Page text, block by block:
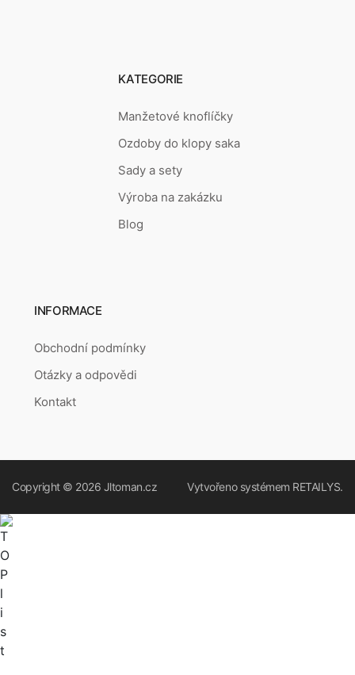
KATEGORIE
Manžetové knoflíčky
Ozdoby do klopy saka
Sady a sety
Výroba na zakázku
Blog
INFORMACE
Obchodní podmínky
Otázky a odpovědi
Kontakt
Copyright © 2026 Jltoman.cz Vytvořeno systémem RETAILYS.